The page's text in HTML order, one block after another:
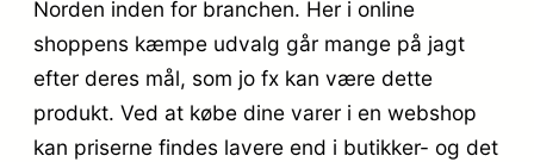
Norden inden for branchen. Her i online
shoppens kæmpe udvalg går mange på jagt
efter deres mål, som jo fx kan være dette
produkt. Ved at købe dine varer i en webshop
kan priserne findes lavere end i butikker- og det